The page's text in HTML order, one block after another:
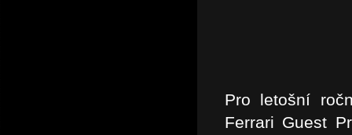
Pro letošní
Ferrari Guest